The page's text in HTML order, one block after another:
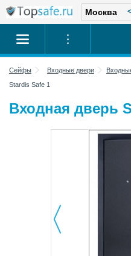
Сейфы Входные двери
Stardis Safe 1
Входная дверь